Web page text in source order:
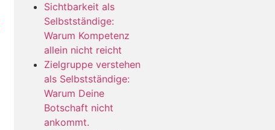
Sichtbarkeit als
Selbstständige:
Warum Kompetenz
allein nicht reicht
Zielgruppe verstehen
als Selbstständige:
Warum Deine
Botschaft nicht
ankommt.